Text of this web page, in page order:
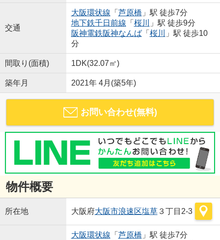
交通
大阪環状線 「 芦原橋 」駅 徒歩7分
地下鉄千日前線 「 桜川
」駅 徒歩9分
阪神電鉄阪神なんば「 桜川
」駅 徒歩10
分
間取り(面積) 1DK(32.07㎡)
築年月 2021年 4月(築5年)
お問い合わせ(無料)
物件概要
所在地 大阪府大阪市浪速区塩草３丁目2-3
大阪環状線 「 芦原橋 」駅 徒歩7分